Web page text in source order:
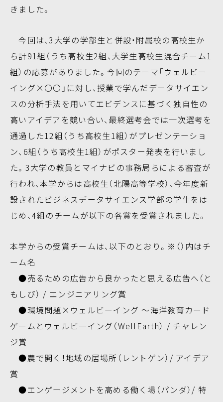
きました。
今回は、3大学の学部生と併設・附属校の高校生か
ら計91組（うち高校生2組、大学生高校生混合チーム1
組）の応募がありました。今回のテーマ「ウェルビー
イング×〇〇」に対し、授業で学んだデータサイエン
スの分析手法を用いてエビデンスに基づく独自性の
高いアイデアを競い合い、最終選考会では一次選考を
通過した12組（うち高校生1組）がプレゼンテーショ
ン、6組（うち高校生1組）がポスター発表を行いまし
た。3大学の教員とマイナビの事務局らによる審査が
行われ、本学からは高校生（北陽高等学校）、今年度新
設されたビジネスデータサイエンス学部の学生をは
じめ、4組のチームが以下の各賞を受賞されました。
本学からの受賞チームは、以下のとおり。※（）内はチ
ーム名
●売るための広告から良かったと思える広告へ（と
もしび） / エンジニアリング賞
●環境問題×ウェルビーイング ～海洋教育カード
ゲームとウェルビーイング（WellEarth） / チャレン
ジ賞
●農で開く！地域の居場所（レントゲン）/ アイデア
賞
●エンゲージメントを高める働く場（パンダ）/ 特